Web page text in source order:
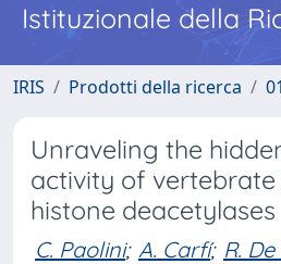
Istituzionale della
IRIS Prodotti della ricerca
Unraveling the
activity of vertebrate
histone deacetylases
C. Paolini; A. Carfí; R.